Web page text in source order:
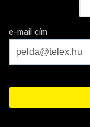
e-mail cím